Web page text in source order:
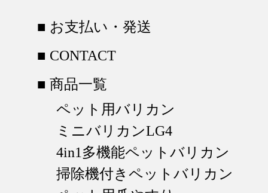
■ お支払い・発送
■ CONTACT
■ 商品一覧
ペット用バリカン
ミニバリカンLG4
4in1多機能ペットバリカン
掃除機付きペットバリカン